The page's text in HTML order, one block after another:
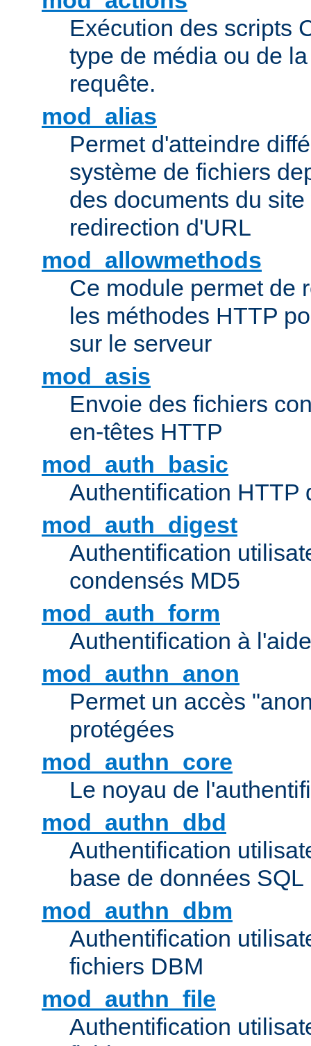
Exécution des scripts
type de média ou de
requête.
mod_alias
Permet d'atteindre
système de fichiers
des documents du
redirection d'URL
mod_allowmethods
Ce module permet de
les méthodes HTTP
sur le serveur
mod_asis
Envoie des fichiers
en-têtes HTTP
mod_auth_basic
Authentification HTTP
mod_auth_digest
Authentification
condensés MD5
mod_auth_form
Authentification à
mod_authn_anon
Permet un accès
protégées
mod_authn_core
Le noyau de
mod_authn_dbd
Authentification
base de données SQL
mod_authn_dbm
Authentification
fichiers DBM
mod_authn_file
Authentification